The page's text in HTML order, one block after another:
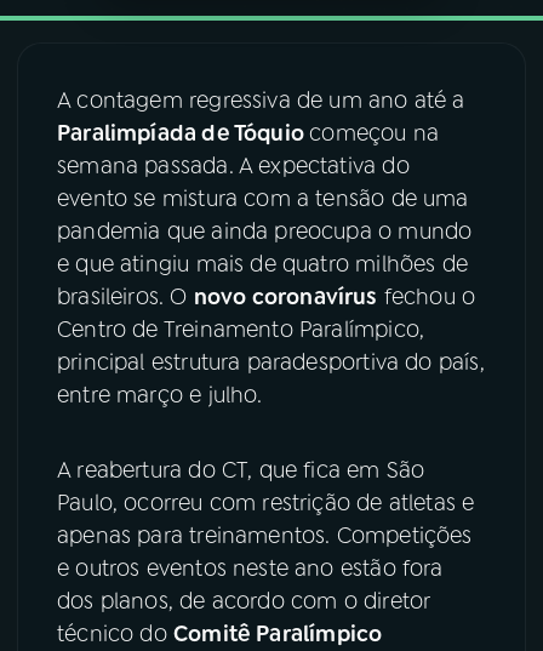
07ÚLTIMAS
08 FESTIVAL DE MÚSICA
ACOMPANHE A RÁDIO NACIONAL
YouTube Facebook
Instagram
A contagem regressiva de um ano até a
Paralimpíada de Tóquiocomeçou na
semana passada. A expectativa do
evento se mistura com a tensão de uma
pandemia que ainda preocupa o mundo
e que atingiu mais de quatro milhões de
brasileiros. O novo coronavírus fechou o
Centro de Treinamento Paralímpico,
principal estrutura paradesportiva do país,
entre março e julho.
A reabertura do CT, que fica em São
Paulo, ocorreu com restrição de atletas e
apenas para treinamentos. Competições
e outros eventos neste ano estão fora
dos planos, de acordo com o diretor
técnico do Comitê Paralímpico